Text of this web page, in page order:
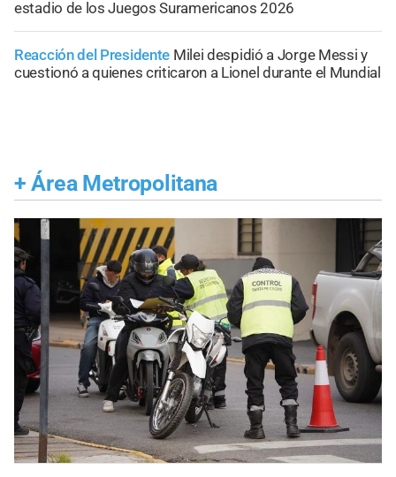
estadio de los Juegos Suramericanos 2026
Reacción del Presidente Milei despidió a Jorge Messi y
cuestionó a quienes criticaron a Lionel durante el Mundial
+ Área Metropolitana